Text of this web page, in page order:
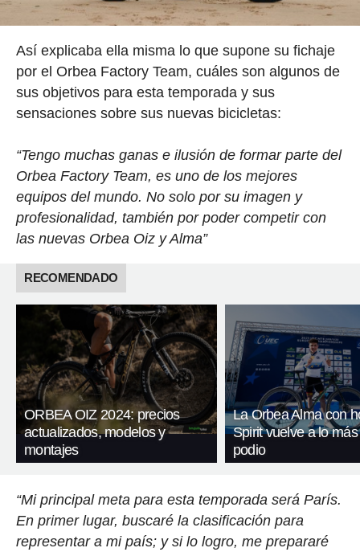
Así explicaba ella misma lo que supone su fichaje
por el Orbea Factory Team, cuáles son algunos de
sus objetivos para esta temporada y sus
sensaciones sobre sus nuevas bicicletas:
“Tengo muchas ganas e ilusión de formar parte del
Orbea Factory Team, es uno de los mejores
equipos del mundo. No solo por su imagen y
profesionalidad, también por poder competir con
las nuevas Orbea Oiz y Alma”
RECOMENDADO
ORBEA OIZ 2024: precios
actualizados, modelos y
montajes
La Orbea Alma con
Spirit vuelve a lo
podio
“Mi principal meta para esta temporada será París.
En primer lugar, buscaré la clasificación para
representar a mi país; y si lo logro, me prepararé